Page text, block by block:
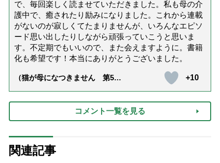
で、毎回楽しく読ませていただきました。私も母の介
護中で、癒されたり励みになりました。これから連載
がないのが寂しくてたまりませんが、いろんなエピソ
ード思い出したりしながら頑張っていこうと思いま
す。不定期でもいいので、また会えますように。書籍
化も希望です！本当にありがとうございました。
（猫が母になつきません 第500
+10
コメント一覧を見る
関連記事